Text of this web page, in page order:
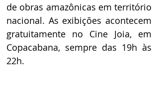
de obras amazônicas em território
nacional. As exibições acontecem
gratuitamente no Cine Joia, em
Copacabana, sempre das 19h às
22h.